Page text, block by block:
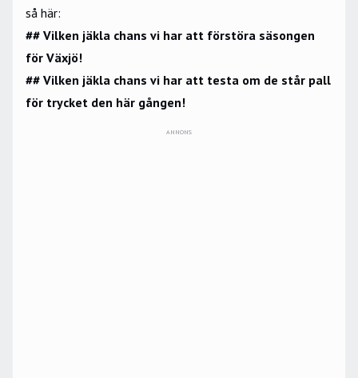
så här:
## Vilken jäkla chans vi har att förstöra säsongen
för Växjö!
## Vilken jäkla chans vi har att testa om de står pall
för trycket den här gången!
ANNONS